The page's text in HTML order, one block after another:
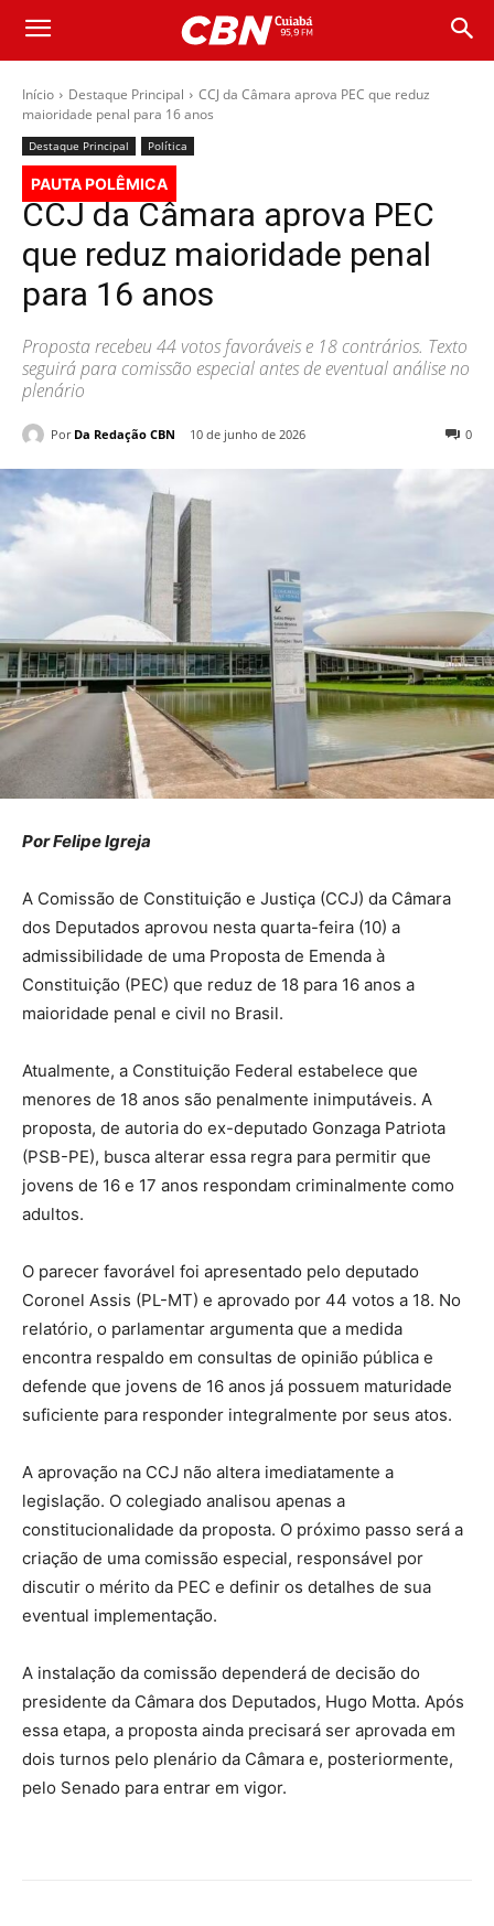
Início Destaque Principal
CCJ da Câmara aprova PEC que reduz
maioridade penal para 16 anos
Destaque Principal Política
PAUTA POLÊMICA
CCJ da Câmara aprova PEC
que reduz maioridade penal
para 16 anos
Proposta recebeu 44 votos favoráveis e 18 contrários. Texto
seguirá para comissão especial antes de eventual análise no
plenário
Por Da Redação CBN 10 de junho de 2026 0
Por Felipe Igreja
A Comissão de Constituição e Justiça (CCJ) da Câmara
dos Deputados aprovou nesta quarta-feira (10) a
admissibilidade de uma Proposta de Emenda à
Constituição (PEC) que reduz de 18 para 16 anos a
maioridade penal e civil no Brasil.
Atualmente, a Constituição Federal estabelece que
menores de 18 anos são penalmente inimputáveis. A
proposta, de autoria do ex-deputado Gonzaga Patriota
(PSB-PE), busca alterar essa regra para permitir que
jovens de 16 e 17 anos respondam criminalmente como
adultos.
O parecer favorável foi apresentado pelo deputado
Coronel Assis (PL-MT) e aprovado por 44 votos a 18. No
relatório, o parlamentar argumenta que a medida
encontra respaldo em consultas de opinião pública e
defende que jovens de 16 anos já possuem maturidade
suficiente para responder integralmente por seus atos.
A aprovação na CCJ não altera imediatamente a
legislação. O colegiado analisou apenas a
constitucionalidade da proposta. O próximo passo será a
criação de uma comissão especial, responsável por
discutir o mérito da PEC e definir os detalhes de sua
eventual implementação.
A instalação da comissão dependerá de decisão do
presidente da Câmara dos Deputados, Hugo Motta. Após
essa etapa, a proposta ainda precisará ser aprovada em
dois turnos pelo plenário da Câmara e, posteriormente,
pelo Senado para entrar em vigor.